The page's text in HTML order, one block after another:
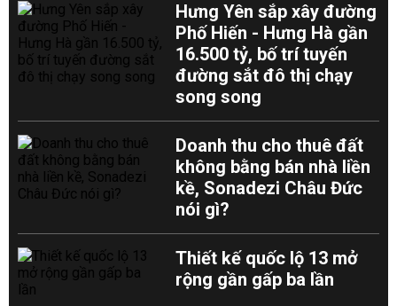
Hưng Yên sắp xây đường
Phố Hiến - Hưng Hà gần
16.500 tỷ, bố trí tuyến
đường sắt đô thị chạy
song song
Doanh thu cho thuê đất
không bằng bán nhà liền
kề, Sonadezi Châu Đức
nói gì?
Thiết kế quốc lộ 13 mở
rộng gần gấp ba lần